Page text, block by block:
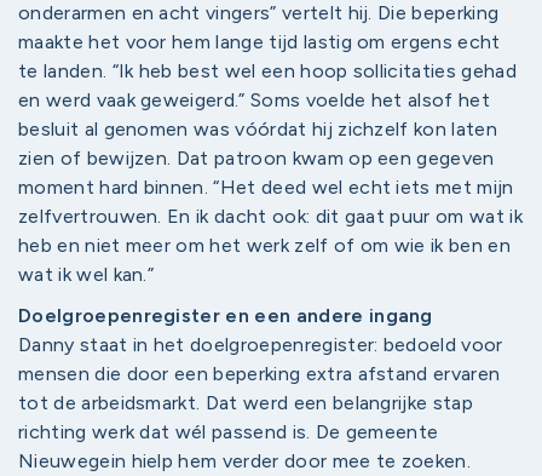
onderarmen en acht vingers” vertelt hij. Die beperking
maakte het voor hem lange tijd lastig om ergens echt
te landen. “Ik heb best wel een hoop sollicitaties gehad
en werd vaak geweigerd.” Soms voelde het alsof het
besluit al genomen was vóórdat hij zichzelf kon laten
zien of bewijzen. Dat patroon kwam op een gegeven
moment hard binnen. “Het deed wel echt iets met mijn
zelfvertrouwen. En ik dacht ook: dit gaat puur om wat ik
heb en niet meer om het werk zelf of om wie ik ben en
wat ik wel kan.”
Doelgroepenregister en een andere ingang
Danny staat in het doelgroepenregister: bedoeld voor
mensen die door een beperking extra afstand ervaren
tot de arbeidsmarkt. Dat werd een belangrijke stap
richting werk dat wél passend is. De gemeente
Nieuwegein hielp hem verder door mee te zoeken.